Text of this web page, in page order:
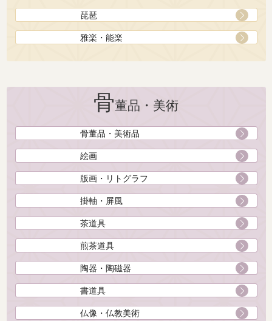
琵琶
雅楽・能楽
骨董品・美術
骨董品・美術品
絵画
版画・リトグラフ
掛軸・屏風
茶道具
煎茶道具
陶器・陶磁器
書道具
仏像・仏教美術